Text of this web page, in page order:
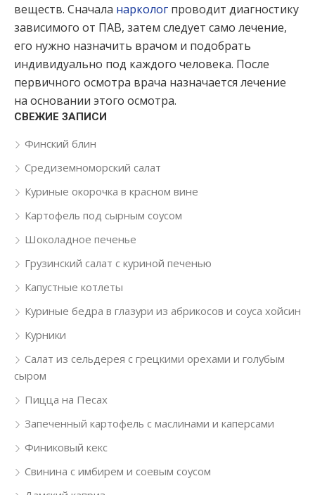
веществ. Сначала нарколог проводит диагностику
зависимого от ПАВ, затем следует само лечение,
его нужно назначить врачом и подобрать
индивидуально под каждого человека. После
первичного осмотра врача назначается лечение
на основании этого осмотра.
СВЕЖИЕ ЗАПИСИ
Финский блин
Средиземноморский салат
Куриные окорочка в красном вине
Картофель под сырным соусом
Шоколадное печенье
Грузинский салат с куриной печенью
Капустные котлеты
Куриные бедра в глазури из абрикосов и соуса хойсин
Курники
Салат из сельдерея с грецкими орехами и голубым
сыром
Пицца на Песах
Запеченный картофель с маслинами и каперсами
Финиковый кекс
Свинина с имбирем и соевым соусом